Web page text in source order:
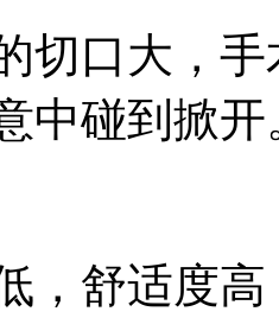
切口大，
中碰到掀
，舒适度